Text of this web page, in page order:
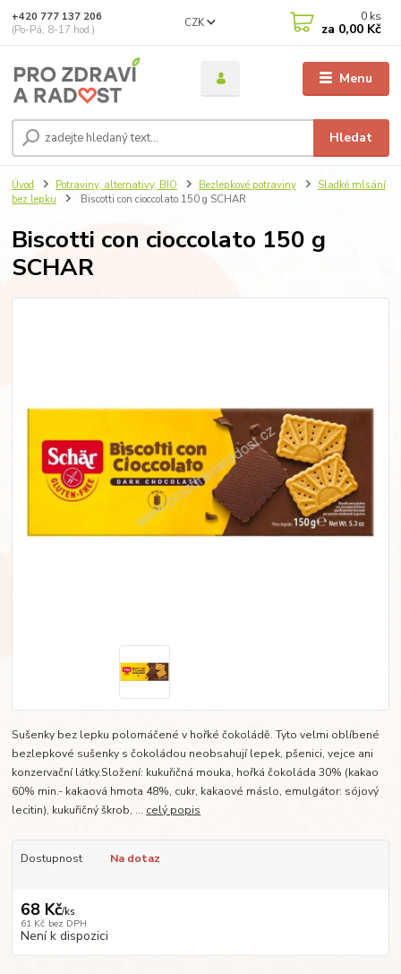
Menu
CZK
Hledat
+420 777 137 206
(Po-Pá, 8-17 hod.)
0 ks
za 0,00 Kč
Úvod Potraviny, alternativy, BIO Bezlepkové potraviny
Sladké mlsání
bez lepku
Biscotti con cioccolato 150 g SCHAR
Biscotti con cioccolato 150 g
SCHAR
Sušenky bez lepku polomáčené v hořké čokoládě. Tyto velmi oblíbené
bezlepkové sušenky s čokoládou neobsahují lepek, pšenici, vejce ani
konzervační látky.Složení: kukuřičná mouka, hořká čokoláda 30% (kakao
60% min.- kakaová hmota 48%, cukr, kakaové máslo, emulgátor: sójový
lecitin), kukuřičný škrob, ... celý popis
Dostupnost Na dotaz
68 Kč/ks
61 Kč bez DPH
Není k dispozici